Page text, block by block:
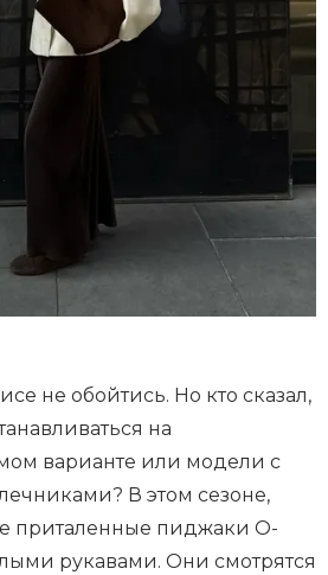
не обойтись. Но кто сказал,
на
варианте или модели с
В этом сезоне,
приталенные пиджаки О-
рукавами. Они смотрятся